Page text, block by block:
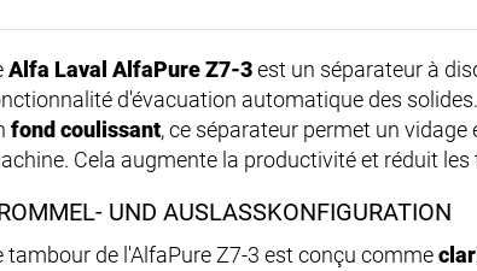
Alfa Laval AlfaPure Z7-3est un séparateur à
d'évacuation automatique des
fond coulissant, ce séparateur permet un
Cela augmente la productivité et réduit les
UND AUSLASSKONFIGURATION
tambour de l'AlfaPure Z7-3 est conçu comme